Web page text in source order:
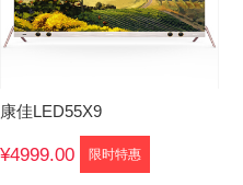
康佳LED55X9
¥4999.00 限时特惠